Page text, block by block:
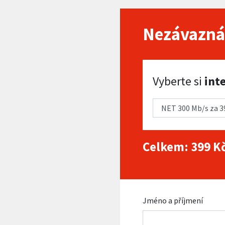
Vyberte si internet
Vyberte si
Celkem: 399
Jméno a příjmení